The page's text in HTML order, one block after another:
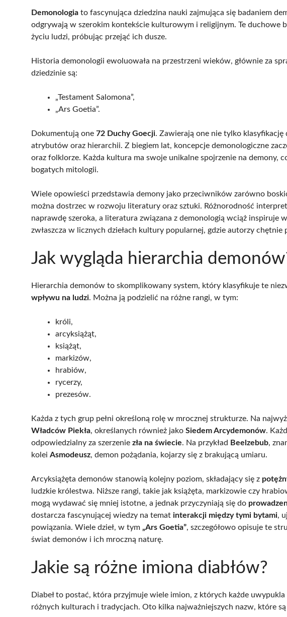
Demonologia to fascynująca dziedzina nauki zajmująca się badaniem
odgrywają w szerokim kontekście kulturowym i religijnym. Te duchowe
życiu ludzi, próbując przejąć ich dusze.
Historia demonologii ewoluowała na przestrzeni wieków, głównie za
dziedzinie są:
„Testament Salomona”,
„Ars Goetia”.
Dokumentują one 72 Duchy Goecji. Zawierają one nie tylko klasyfikację
atrybutów oraz hierarchii. Z biegiem lat, koncepcje demonologiczne
oraz folklorze. Każda kultura ma swoje unikalne spojrzenie na demony,
bogatych mitologii.
Wiele opowieści przedstawia demony jako przeciwników zarówno
można dostrzec w rozwoju literatury oraz sztuki. Różnorodność
naprawdę szeroka, a literatura związana z demonologią wciąż inspiruje
zwłaszcza w licznych dziełach kultury popularnej, gdzie autorzy chętnie
Jak wygląda hierarchia
Hierarchia demonów to skomplikowany system, który klasyfikuje te
wpływu na ludzi. Można ją podzielić na różne rangi, w tym:
króli,
arcyksiążąt,
książąt,
markizów,
hrabiów,
rycerzy,
prezesów.
Każda z tych grup pełni określoną rolę w mrocznej strukturze. Na
Władców Piekła, określanych również jako Siedem Arcydemonów.
odpowiedzialny za szerzenie zła na świecie. Na przykład Beelzebub,
kolei Asmodeusz, demon pożądania, kojarzy się z brakującą umiaru.
Arcyksiążęta demonów stanowią kolejny poziom, składający się z
ludzkie królestwa. Niższe rangi, takie jak książęta, markizowie czy
mogą wydawać się mniej istotne, a jednak przyczyniają się do
dostarcza fascynującej wiedzy na temat interakcji między tymi bytami,
powiązania. Wiele dzieł, w tym „Ars Goetia”, szczegółowo opisuje te
świat demonów i ich mroczną naturę.
Jakie są różne imiona diabłów?
Diabeł to postać, która przyjmuje wiele imion, z których każde
różnych kulturach i tradycjach. Oto kilka najważniejszych nazw, które są